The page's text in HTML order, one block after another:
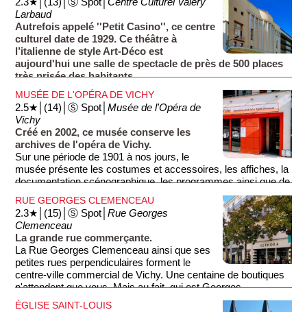
ses amis. Grâce à ces lettres, on connait beaucoup de détails
de la vie et des intrigues de cette époque.
Larbaud
Autrefois appelé ''Petit Casino'', ce centre
culturel date de 1929. Ce théâtre à
l’italienne de style Art-Déco est
aujourd'hui une salle de spectacle de près de 500 places
très prisée des habitants.
MUSÉE DE L'OPÉRA DE VICHY
2.5★│(14)│Ⓢ Spot│Musée de l'Opéra de
Vichy
Créé en 2002, ce musée conserve les
archives de l'opéra de Vichy.
Sur une période de 1901 à nos jours, le
musée présente les costumes et accessoires, les affiches, la
documentation scénographique, les programmes ainsi que de
nombreuses photographies. Un diaporama permet aussi de
découvrir les ors et décors de la salle d'opéra, mais la
meilleure façon de les voir est bien entendu d'aller à l'opéra
pour y voir une pièce. Une vingtaine de spectacles sont
proposés par saison.
RUE GEORGES CLEMENCEAU
2.3★│(15)│Ⓢ Spot│Rue Georges
Clemenceau
La grande rue commerçante.
La Rue Georges Clemenceau ainsi que ses
petites rues perpendiculaires forment le
centre-ville commercial de Vichy. Une centaine de boutiques
n'attendent que vous. Mais au fait, qui est Georges
Clemenceau? Réponse dessous.
ÉGLISE SAINT-LOUIS